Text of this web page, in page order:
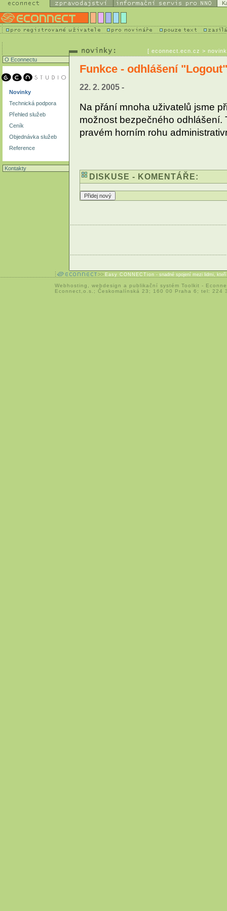
[ econnect.ecn.cz >
O Econnectu
Novinky
Technická podpora
Přehled služeb
Ceník
Objednávka služeb
Reference
Kontakty
Funkce - odhlášení
22. 2. 2005 -
Na přání mnoha uživatelů jsme
možnost bezpečného
pravém horním rohu
DISKUSE - KOMENTÁŘE:
Easy CONNECTion - snadné spojení mezi lidmi,
Webhosting webdesign a publikační systém Toolkit -
Econnect,o.s.; Českomalínská 23; 160 00 Praha 6; tel: 224